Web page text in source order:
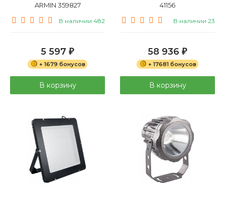
ARMIN 359827
В наличии 482
5 597 ₽
+ 1679 бонусов
В корзину
41156
В наличии 23
58 936 ₽
+ 17681 бонусов
В корзину